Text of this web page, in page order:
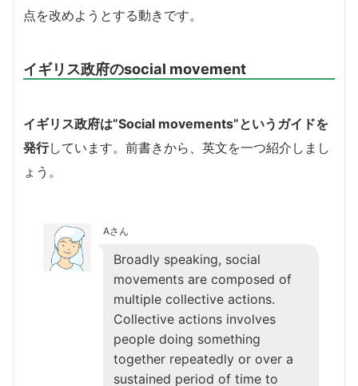
点を改めようとする動きです。
イギリス政府のsocial movement
イギリス政府は”Social movements”というガイドを
発行しています。前書きから、英文を一つ紹介しまし
ょう。
Aさん
Broadly speaking, social
movements are composed of
multiple collective actions.
Collective actions involves
people doing something
together repeatedly or over a
sustained period of time to